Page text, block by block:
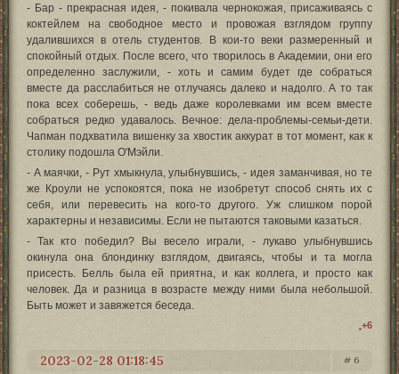
- Бар - прекрасная идея, - покивала чернокожая, присаживаясь с
коктейлем на свободное место и провожая взглядом группу
удалившихся в отель студентов. В кои-то веки размеренный и
спокойный отдых. После всего, что творилось в Академии, они его
определенно заслужили, - хоть и самим будет где собраться
вместе да расслабиться не отлучаясь далеко и надолго. А то так
пока всех соберешь, - ведь даже королевками им всем вместе
собраться редко удавалось. Вечное: дела-проблемы-семьи-дети.
Чапман подхватила вишенку за хвостик аккурат в тот момент, как к
столику подошла О'Мэйли.
- А маячки, - Рут хмыкнула, улыбнувшись, - идея заманчивая, но те
же Кроули не успокоятся, пока не изобретут способ снять их с
себя, или перевесить на кого-то другого. Уж слишком порой
характерны и независимы. Если не пытаются таковыми казаться.
- Так кто победил? Вы весело играли, - лукаво улыбнувшись
окинула она блондинку взглядом, двигаясь, чтобы и та могла
присесть. Белль была ей приятна, и как коллега, и просто как
человек. Да и разница в возрасте между ними была небольшой.
Быть может и завяжется беседа.
+6
6
2023-02-28 01:18:45